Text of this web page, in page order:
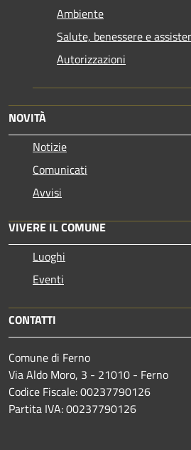
Ambiente
Salute, benessere e
Autorizzazioni
NOVITÀ
Notizie
Comunicati
Avvisi
VIVERE IL COMUNE
Luoghi
Eventi
CONTATTI
Comune di Ferno
Via Aldo Moro, 3 - 21010 - Ferno
Codice Fiscale: 00237790126
Partita IVA: 00237790126